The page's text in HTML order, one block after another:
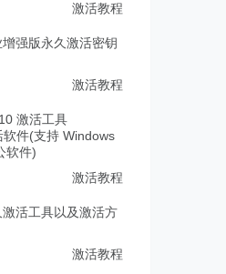
激活教程
强版永久激活密钥
激活教程
激活工具
件(支持 Windows
软件)
激活教程
活工具以及激活方
激活教程